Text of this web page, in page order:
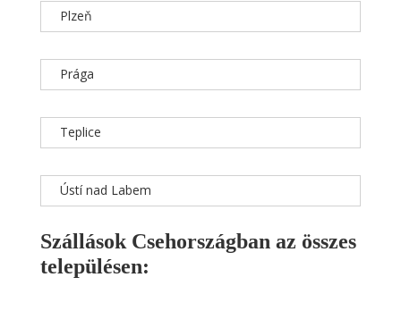
Plzeň
Prága
Teplice
Ústí nad Labem
Szállások Csehországban az összes
településen: